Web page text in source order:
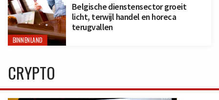
BINNENLAND
Belgische dienstensector groeit
licht, terwijl handel en horeca
terugvallen
CRYPTO